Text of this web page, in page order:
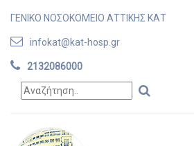
ΓΕΝΙΚΟ ΝΟΣΟΚΟΜΕΙΟ ΑΤΤΙΚΗΣ ΚΑΤ
infokat@kat-hosp.gr
2132086000